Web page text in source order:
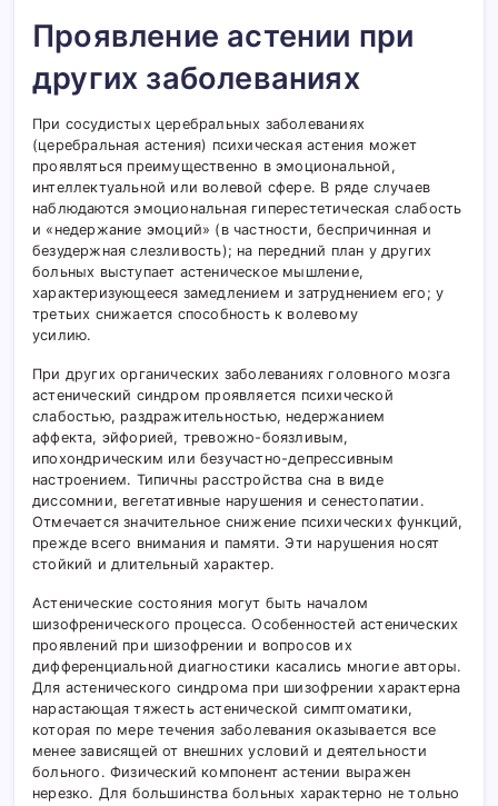
Проявление астении при
других заболеваниях
При сосудистых церебральных заболеваниях
(церебральная астения) психическая астения может
проявляться преимущественно в эмоциональной,
интеллектуальной или волевой сфере. В ряде случаев
наблюдаются эмоциональная гиперестетическая слабость
и «недержание эмоций» (в частности, беспричинная и
безудержная слезливость); на передний план у других
больных выступает астеническое мышление,
характеризующееся замедлением и затруднением его; у
третьих снижается способность к волевому
усилию.
При других органических заболеваниях головного мозга
астенический синдром проявляется психической
слабостью, раздражительностью, недержанием
аффекта, эйфорией, тревожно-боязливым,
ипохондрическим или безучастно-депрессивным
настроением. Типичны расстройства сна в виде
диссомнии, вегетативные нарушения и сенестопатии.
Отмечается значительное снижение психических функций,
прежде всего внимания и памяти. Эти нарушения носят
стойкий и длительный характер.
Астенические состояния могут быть началом
шизофренического процесса. Особенностей астенических
проявлений при шизофрении и вопросов их
дифференциальной диагностики касались многие авторы.
Для астенического синдрома при шизофрении характерна
нарастающая тяжесть астенической симптоматики,
которая по мере течения заболевания оказывается все
менее зависящей от внешних условий и деятельности
больного. Физический компонент астении выражен
нерезко. Для большинства больных характерно не тольно